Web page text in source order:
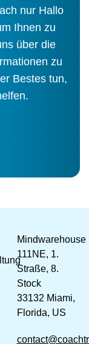
nur Hallo
Ihnen zu
über die
zu
Bestes tun,
Mindwarehouse
111NE, 1.
Straße, 8.
Stock
33132 Miami,
Florida, US